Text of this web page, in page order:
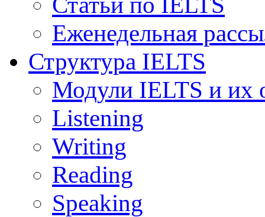
Еженедельная
Структура IELTS
Модули IELTS и их
Listening
Writing
Reading
Speaking